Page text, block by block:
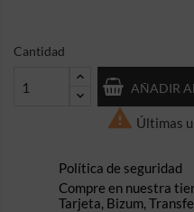
Cantidad
AÑADIR
 Últimas
Política de seguridad
Compre en nuestra
Tarjeta, Bizum,